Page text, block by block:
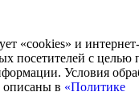
«cookies» и
посетителей с целью
Условия
описаны в «Политике